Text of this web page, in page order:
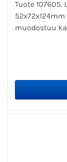
Tuote
muodostuu